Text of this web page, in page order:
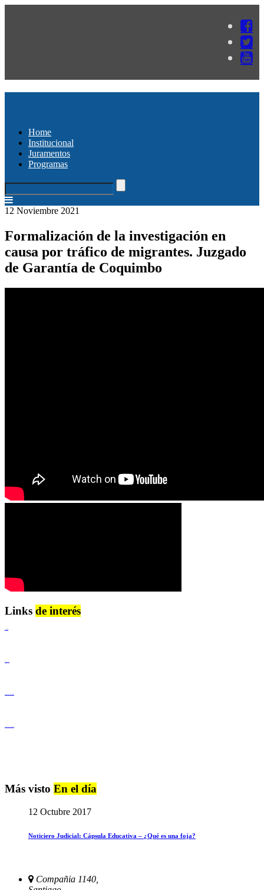
Home
Institucional
Juramentos
Programas
12 Noviembre 2021
Formalización de la investigación en
causa por tráfico de migrantes. Juzgado
de Garantía de Coquimbo
Links de interés
Más visto En el día
12 Octubre 2017
Noticiero Judicial: Cápsula Educativa – ¿Qué es una foja?
Compañia 1140,